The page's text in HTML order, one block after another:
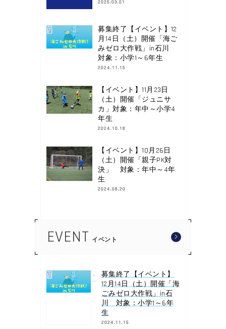
2025.03.01
募集終了【イベント】12
月14日（土）開催「海ご
みゼロ大作戦」in石川
対象：小学1～6年生
2024.11.15
【イベント】11月23日
（土）開催「ジュニサ
カ」対象：年中～小学4
年生
2024.10.18
【イベント】10月26日
（土）開催「親子PK対
決」 対象：年中～4年
生
2024.08.20
EVENT イベント
募集終了【イベント】
12月14日（土）開催「海
ごみゼロ大作戦」in石
川 対象：小学1～6年
生
2024.11.15